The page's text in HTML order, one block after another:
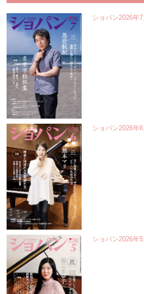
ショパン2026年
ショパン2026年
ショパン2026年